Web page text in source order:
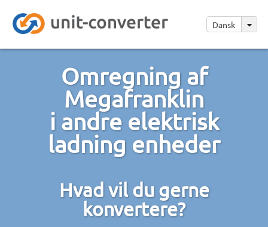
Dansk
Omregning af
Megafranklin
i andre elektrisk
ladning enheder
Hvad vil du gerne
konvertere?